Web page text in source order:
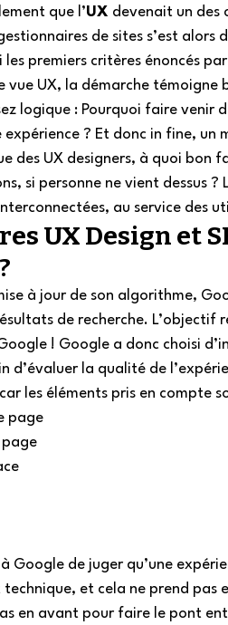
que l’UX devenait un des
de sites s’est
premiers critères énoncés
vue UX, la démarche témoigne
logique : Pourquoi faire venir
? Et donc in fine, un
des UX designers, à quoi bon
si personne ne vient dessus ?
au service des
UX Design et
à jour de son algorithme,
de recherche.
! Google a donc choisi
d’évaluer la qualité de
les éléments pris en compte
page
page
Google de juger qu’une
et cela ne prend pas
en avant pour faire le pont